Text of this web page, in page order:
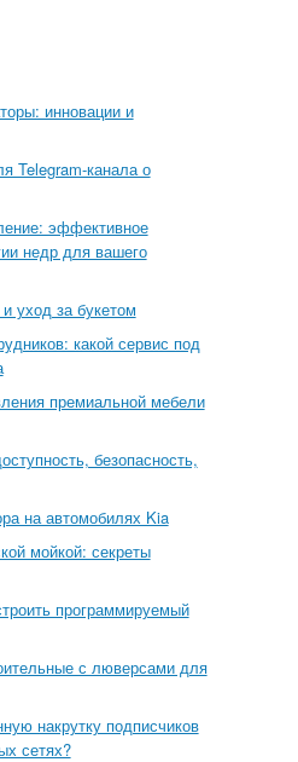
инновации и
Telegram-канала о
эффективное
недр для вашего
уход за букетом
какой сервис под
премиальной мебели
безопасность,
на автомобилях Kia
мойкой: секреты
программируемый
с люверсами для
накрутку подписчиков
сетях?